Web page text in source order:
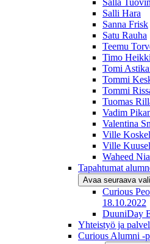
Salli Hara
Sanna Frisk
Satu Rauha
Teemu
Timo
Tomi
Tommi
Tommi
Tuomas
Vadim
Valentina
Ville
Ville
Waheed
Tapahtumat
Avaa seuraava
Curious
18.10.2022
DuuniDay
Yhteistyö ja
Curious Alumni -